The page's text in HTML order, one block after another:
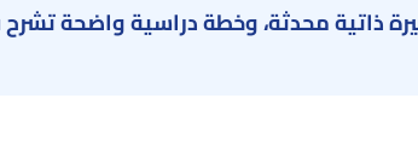
ذاتية محدثة، وخطة دراسية واضحة تشرح